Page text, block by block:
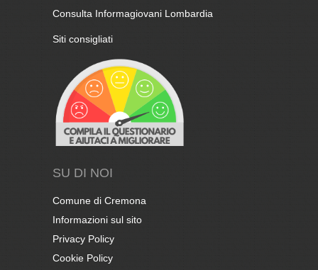
Consulta Informagiovani Lombardia
Siti consigliati
SU DI NOI
Comune di Cremona
Informazioni sul sito
Privacy Policy
Cookie Policy